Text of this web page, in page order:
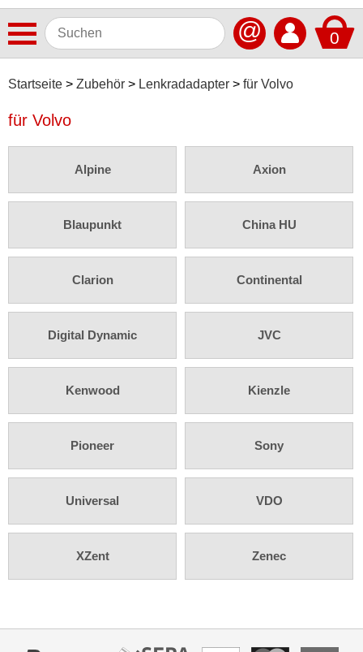
0
@
Startseite Zubehör Lenkradadapter für Volvo
Elektromobilität
Freisprechanlagen
Navigationssoftware
Navigationssysteme
Rückfahrsysteme
Aktivsystemadapter
Antennenadapter
Antennensplitter
für Volvo
Alpine Axion
Blaupunkt China HU
Clarion Continental
Digital Dynamic JVC
Kenwood Kienzle
Pioneer Sony
Universal VDO
XZent Zenec